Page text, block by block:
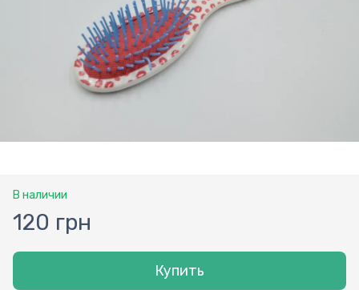
В наличии
120 грн
Купить